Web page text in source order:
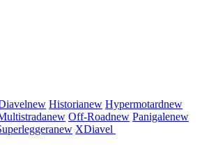
new Historianew Hypermotardnew
new Off-Roadnew Panigalenew
new XDiavel